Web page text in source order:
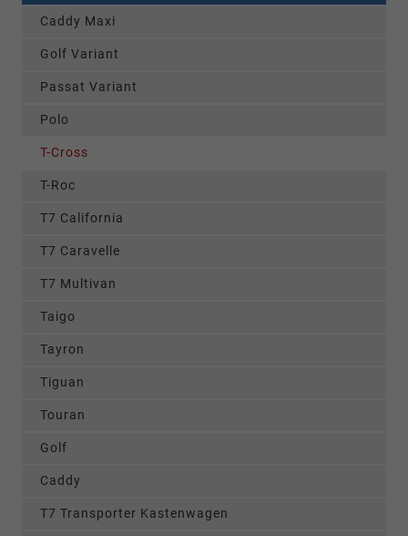
Caddy Maxi
Golf Variant
Passat Variant
Polo
T-Cross
T-Roc
T7 California
T7 Caravelle
T7 Multivan
Taigo
Tayron
Tiguan
Touran
Golf
Caddy
T7 Transporter Kastenwagen